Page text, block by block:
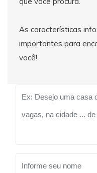
As características
importantes para
você!